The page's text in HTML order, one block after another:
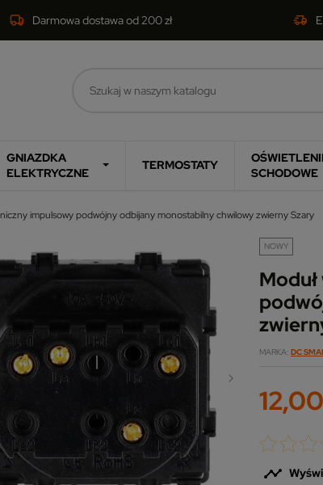
Darmowa dostawa od 200 zł
GNIAZDKA
ELEKTRYCZNE
TERMOSTATY
SCHODOWE
impulsowy podwójny odbijany monostabilny chwilowy zwierny Szary
NOWY
MARKA DC
